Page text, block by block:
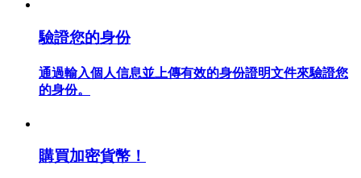
驗證您的身份
通過輸入個人信息並上傳有效的身份證明文件來驗證您
的身份。
購買加密貨幣！